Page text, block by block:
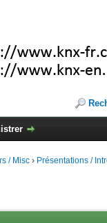
/ Misc › Présentations /